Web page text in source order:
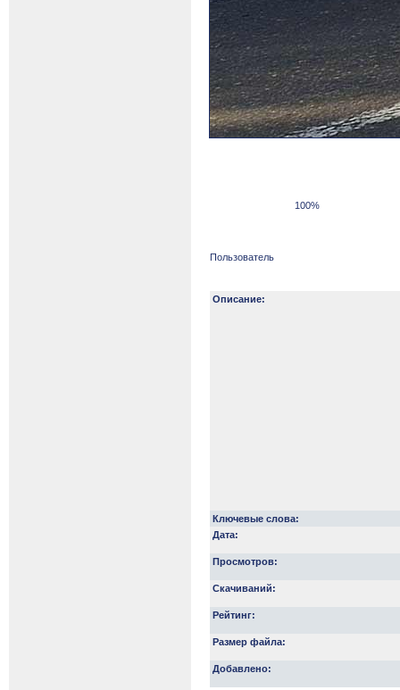
100%
Пользователь
Описание:
Ключевые слова:
Дата:
Просмотров:
Скачиваний:
Рейтинг:
Размер файла:
Добавлено: